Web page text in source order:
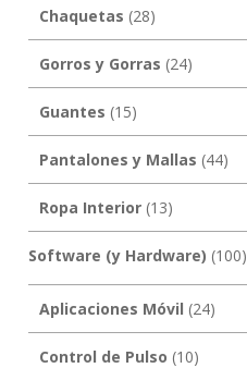
Chaquetas (28)
Gorros y Gorras (24)
Guantes (15)
Pantalones y Mallas (44)
Ropa Interior(13)
Software (y Hardware) (100)
Aplicaciones Móvil (24)
Control de Pulso (10)